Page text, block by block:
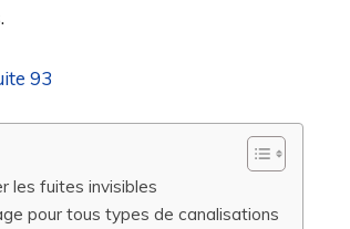
93
les fuites invisibles
pour tous types de canalisations